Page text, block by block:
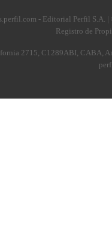
- Editorial Perfil S.A. |
Registro de
2715, C1289ABI, CABA,